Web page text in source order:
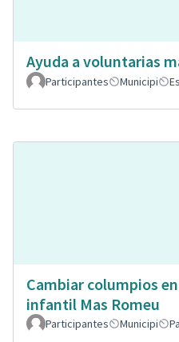
Ayuda a voluntarias
Participantes
Municipi
Cambiar columpios
infantil Mas Romeu
Participantes Municipi